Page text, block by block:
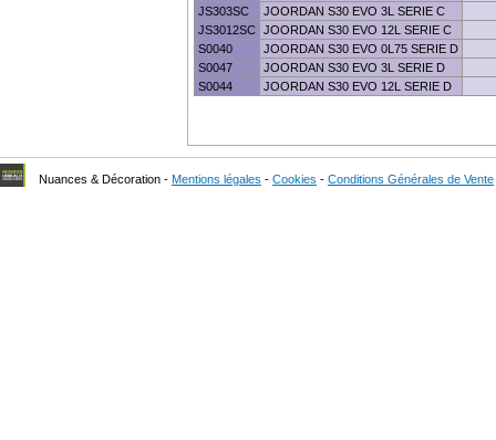
JS303SC
JOORDAN S30 EVO 3L SERIE C
JS3012SC JOORDAN S30 EVO 12L SERIE C
S0040
JOORDAN S30 EVO 0L75 SERIE D
S0047
JOORDAN S30 EVO 3L SERIE D
S0044
JOORDAN S30 EVO 12L SERIE D
Nuances & Décoration - Mentions légales - Cookies - Conditions Générales de Vente